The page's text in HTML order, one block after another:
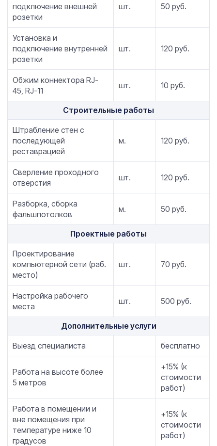
подключение внешней
розетки
шт. 50 руб.
Установка и
подключение внутренней
розетки
шт. 120 руб.
Обжим коннектора RJ-
45, RJ-11
шт. 10 руб.
Строительные работы
Штрабление стен с
последующей
реставрацией
м. 120 руб.
Сверление проходного
отверстия
шт. 120 руб.
Разборка, сборка
фальшпотолков
м. 50 руб.
Проектные работы
Проектирование
компьютерной сети (раб.
место)
шт. 70 руб.
Настройка рабочего
места
шт. 500 руб.
Дополнительные услуги
Выезд специалиста бесплатно
Работа на высоте более
5 метров
+15% (к
стоимости
работ)
Работа в помещении и
вне помещения при
температуре ниже 10
градусов
+15% (к
стоимости
работ)